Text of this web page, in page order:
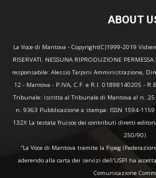
ABOUT
La Voce di Mantova - Copyright(C)1999-2019
RISERVATI. NESSUNA RIPRODUZIONE
responsabile: Alessio Tarpini Amministrazione,
12 - Mantova - P.IVA, C.F. e R.I. 01898140205 -
Tribunale: iscritta al Tribunale di Mantova al n.
n. 9363 Pubblicazione a stampa: ISSN 1594-
132X La testata fruisce dei contributi diretti
250/90)
“La Voce di Mantova tramite la Fipeg
aderendo alla carta dei servizi dell'USPI ha
Comunicazione